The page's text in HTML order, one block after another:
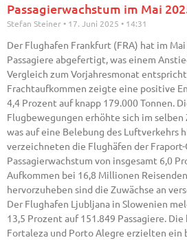
Passagierwachstum im Mai
Stefan Steiner 17. Juni 2025 14:31
Der Flughafen Frankfurt (FRA) hat im
Passagiere abgefertigt, was einem
Vergleich zum Vorjahresmonat
Frachtaufkommen zeigte eine positive
4,4 Prozent auf knapp 179.000 Tonnen.
Flugbewegungen erhöhte sich im
was auf eine Belebung des
verzeichneten die Flughäfen der Fraport-
Passagierwachstum von insgesamt 6,0
Aufkommen bei 16,8 Millionen
hervorzuheben sind die Zuwächse an
Der Flughafen Ljubljana in Slowenien
13,5 Prozent auf 151.849 Passagiere.
Fortaleza und Porto Alegre erzielten ein